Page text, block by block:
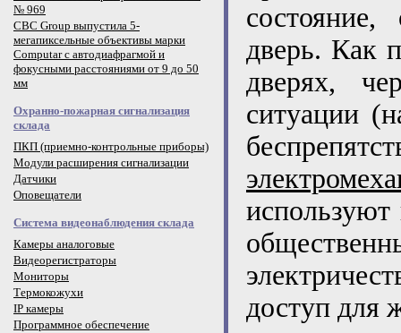
№ 969
CBC Group выпустила 5-
мегапиксельные объективы марки
Computar с автодиафрагмой и
фокусными расстояниями от 9 до 50
мм
Охранно-пожарная сигнализация
склада
ПКП (приемно-контрольные приборы)
Модули расширения сигнализации
Датчики
Оповещатели
Система видеонаблюдения склада
Камеры аналоговые
Видеорегистраторы
Мониторы
Термокожухи
IP камеры
Программное обеспечение
дверь. Как
дверях,
ситуации
доступ для